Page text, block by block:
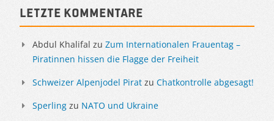
Sidebar
Letzte Kommentare
Abdul Khalifal zu Zum Internationalen Frauentag –
Piratinnen hissen die Flagge der Freiheit
Schweizer Alpenjodel Pirat zu Chatkontrolle abgesagt!
Sperling zu NATO und Ukraine